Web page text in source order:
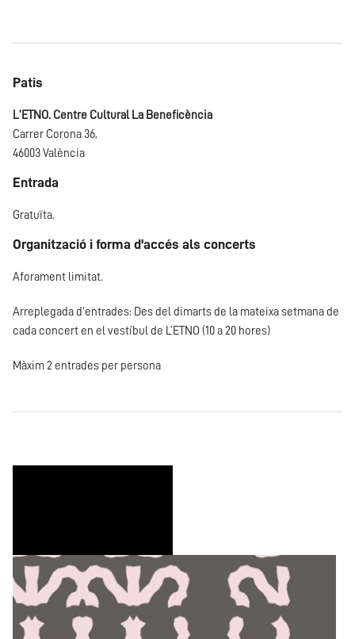
Patis
L'ETNO. Centre Cultural La Beneficència
Carrer Corona 36,
46003 València
Entrada
Gratuïta.
Organització i forma d'accés als concerts
Aforament limitat.
Arreplegada d'entrades: Des del dimarts de la mateixa setmana de
cada concert en el vestíbul de L’ETNO (10 a 20 hores)
Màxim 2 entrades per persona